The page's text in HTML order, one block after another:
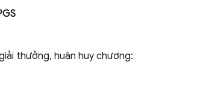
thưởng, huân huy chương: